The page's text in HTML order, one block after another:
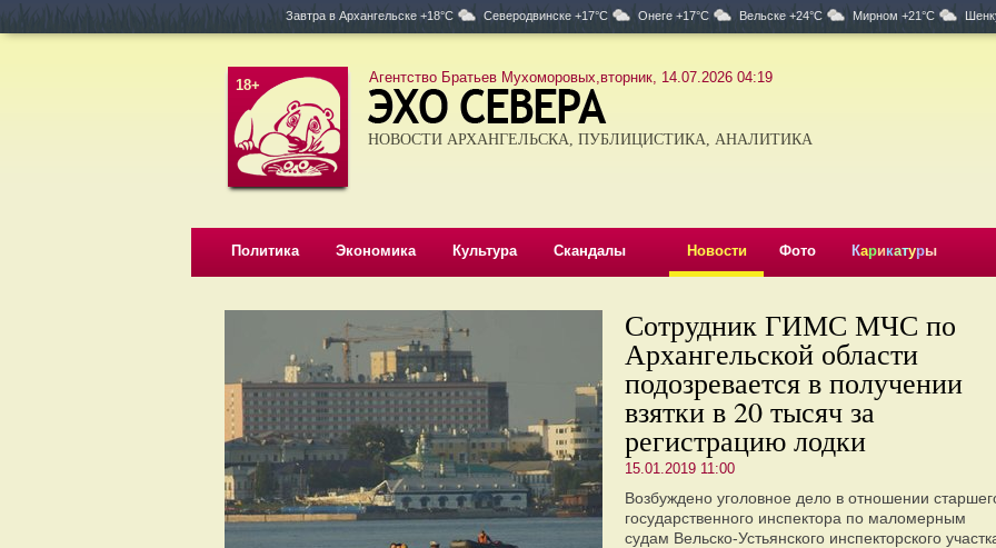
Завтра в Архангельске +18°C Северодвинске +17°C Онеге +17°C Вельске +24°C Мирном +21°C
18+ Агентство Братьев Мухоморовых,вторник, 14.07.2026 04:19
НОВОСТИ АРХАНГЕЛЬСКА, ПУБЛИЦИСТИКА, АНАЛИТИКА
Политика Экономика Культура Скандалы Новости Фото Карикатуры
Сотрудник ГИМС МЧС по
Архангельской области
подозревается в получении
взятки в 20 тысяч за
регистрацию лодки
15.01.2019 11:00
Возбуждено уголовное дело в отношении
государственного инспектора по маломерным
судам Вельско-Устьянского инспекторского